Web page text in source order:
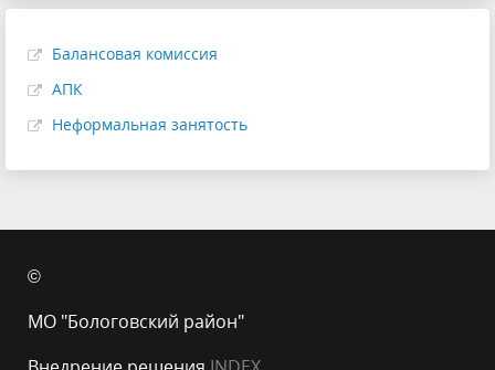
Балансовая комиссия
АПК
Неформальная занятость
©
МО "Бологовский район"